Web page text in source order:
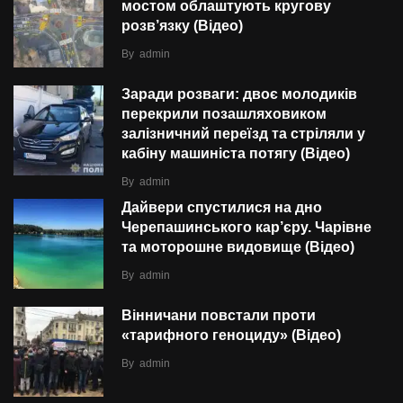
мостом облаштують кругову
розв’язку (Відео)
By admin
Заради розваги: двоє молодиків
перекрили позашляховиком
залізничний переїзд та стріляли у
кабіну машиніста потягу (Відео)
By admin
Дайвери спустилися на дно
Черепашинського кар’єру. Чарівне
та моторошне видовище (Відео)
By admin
Вінничани повстали проти
«тарифного геноциду» (Відео)
By admin